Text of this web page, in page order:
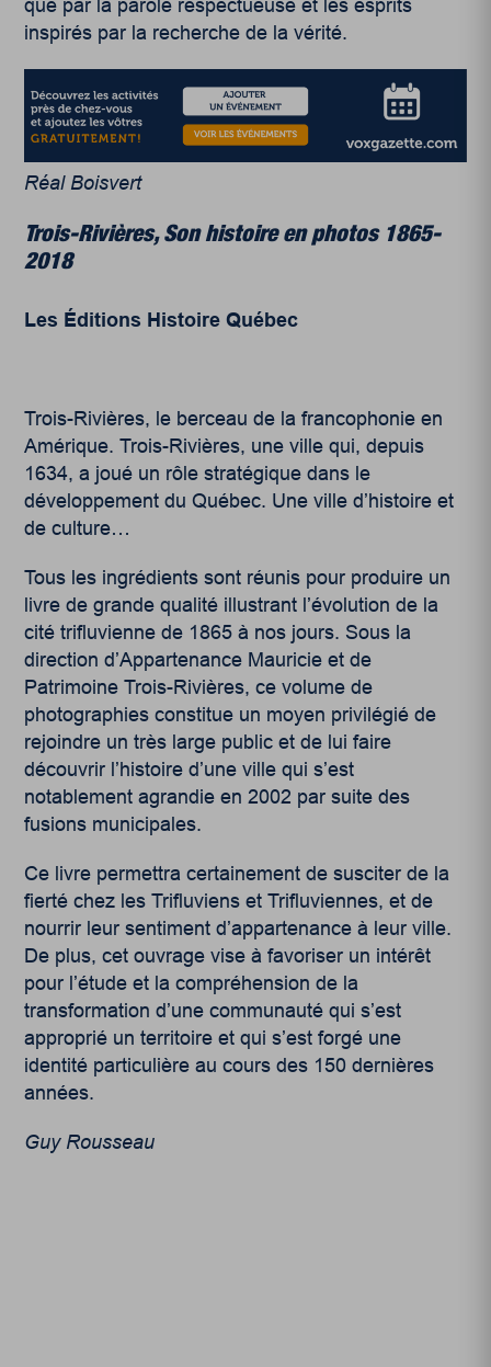
que par la parole respectueuse et les esprits
inspirés par la recherche de la vérité.
Réal Boisvert
Trois-Rivières, Son histoire en photos 1865-
2018
Les Éditions Histoire Québec
Trois-Rivières, le berceau de la francophonie en
Amérique. Trois-Rivières, une ville qui, depuis
1634, a joué un rôle stratégique dans le
développement du Québec. Une ville d’histoire et
de culture…
Tous les ingrédients sont réunis pour produire un
livre de grande qualité illustrant l’évolution de la
cité trifluvienne de 1865 à nos jours. Sous la
direction d’Appartenance Mauricie et de
Patrimoine Trois-Rivières, ce volume de
photographies constitue un moyen privilégié de
rejoindre un très large public et de lui faire
découvrir l’histoire d’une ville qui s’est
notablement agrandie en 2002 par suite des
fusions municipales.
Ce livre permettra certainement de susciter de la
fierté chez les Trifluviens et Trifluviennes, et de
nourrir leur sentiment d’appartenance à leur ville.
De plus, cet ouvrage vise à favoriser un intérêt
pour l’étude et la compréhension de la
transformation d’une communauté qui s’est
approprié un territoire et qui s’est forgé une
identité particulière au cours des 150 dernières
années.
Guy Rousseau